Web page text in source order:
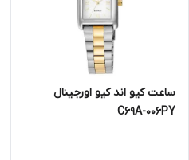
ساعت کیو اند کیو اورجینال
C69A-006PY